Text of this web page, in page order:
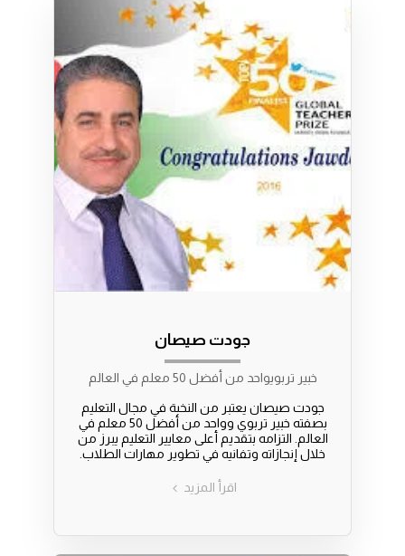
جودت صيصان
خبير تربويواحد من أفضل 50 معلم في العالم
جودت صيصان يعتبر من النخبة في مجال التعليم
بصفته خبير تربوي وواحد من أفضل 50 معلم في
العالم. التزامه بتقديم أعلى معايير التعليم يبرز من
خلال إنجازاته وتفانيه في تطوير مهارات الطلاب.
اقرأ المزيد